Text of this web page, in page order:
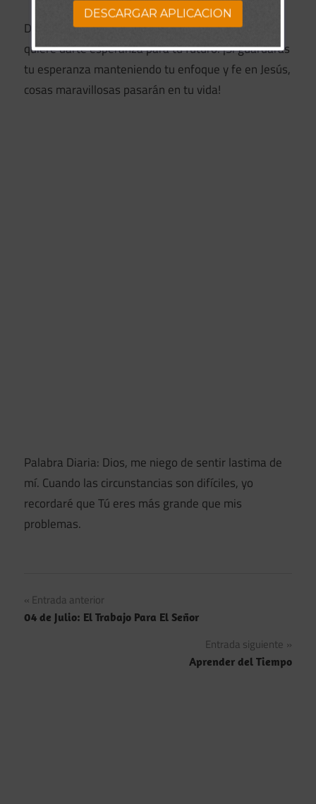
Dios tiene pensamientos y planes para tu bien, Él
quiere darte esperanza para tu futuro. ¡Si guardarás
tu esperanza manteniendo tu enfoque y fe en Jesús,
cosas maravillosas pasarán en tu vida!
Palabra Diaria: Dios, me niego de sentir lastima de
mí. Cuando las circunstancias son difíciles, yo
recordaré que Tú eres más grande que mis
problemas.
Navegación
de
Entrada anterior
04 de Julio: El Trabajo Para El Señor
Entrada siguiente
Aprender del Tiempo
DESCARGAR APLICACION